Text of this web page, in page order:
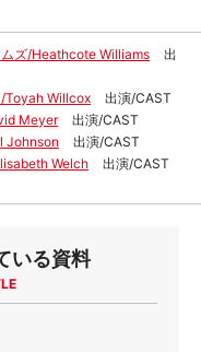
ズ/Heathcote Williams
出
/Toyah Willcox
出演/CAST
Meyer
出演/CAST
Johnson
出演/CAST
Welch
出演/CAST
いる資料